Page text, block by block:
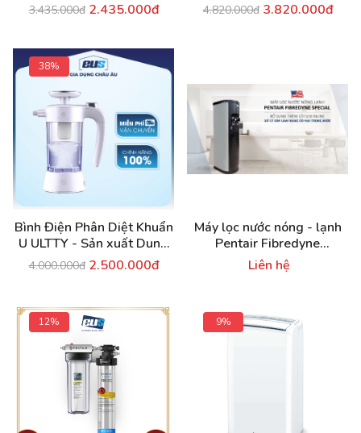
3.435.000đ 2.435.000đ 4.820.000đ 3.820.000đ
38%
Bình Điện Phân Diệt Khuẩn
U ULTTY - Sản xuất Dung
Dịch Diệt Khuẩn Anolyte,
4.000.000đ 2.500.000đ
Máy lọc nước nóng - lạnh
Pentair Fibredyne
Standard
Liên hệ
12% 9%